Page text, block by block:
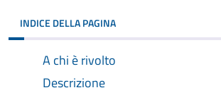
INDICE DELLA PAGINA
A chi è rivolto
Descrizione